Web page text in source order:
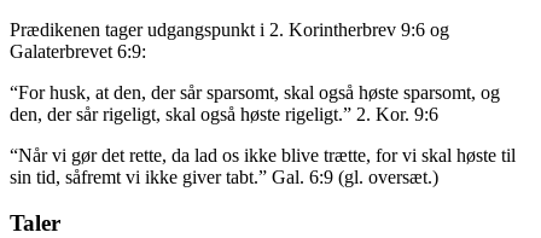
Prædikenen tager udgangspunkt i 2. Korintherbrev 9:6 og
Galaterbrevet 6:9:
“For husk, at den, der sår sparsomt, skal også høste sparsomt, og
den, der sår rigeligt, skal også høste rigeligt.” 2. Kor. 9:6
“Når vi gør det rette, da lad os ikke blive trætte, for vi skal høste til
sin tid, såfremt vi ikke giver tabt.” Gal. 6:9 (gl. oversæt.)
Taler